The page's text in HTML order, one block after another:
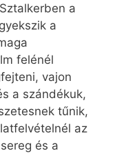
a
a
felénél
vajon
a szándékuk,
tűnik,
az
és a